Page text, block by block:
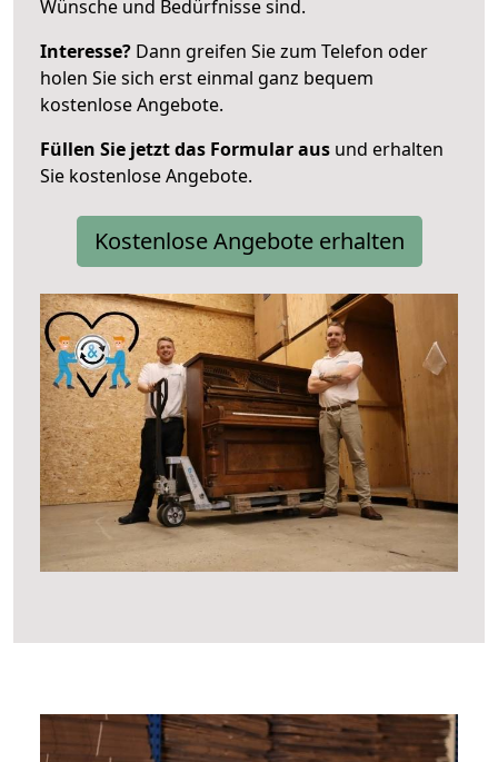
Wünsche und Bedürfnisse sind.
Interesse? Dann greifen Sie zum Telefon oder
holen Sie sich erst einmal ganz bequem
kostenlose Angebote.
Füllen Sie jetzt das Formular aus und erhalten
Sie kostenlose Angebote.
Kostenlose Angebote erhalten